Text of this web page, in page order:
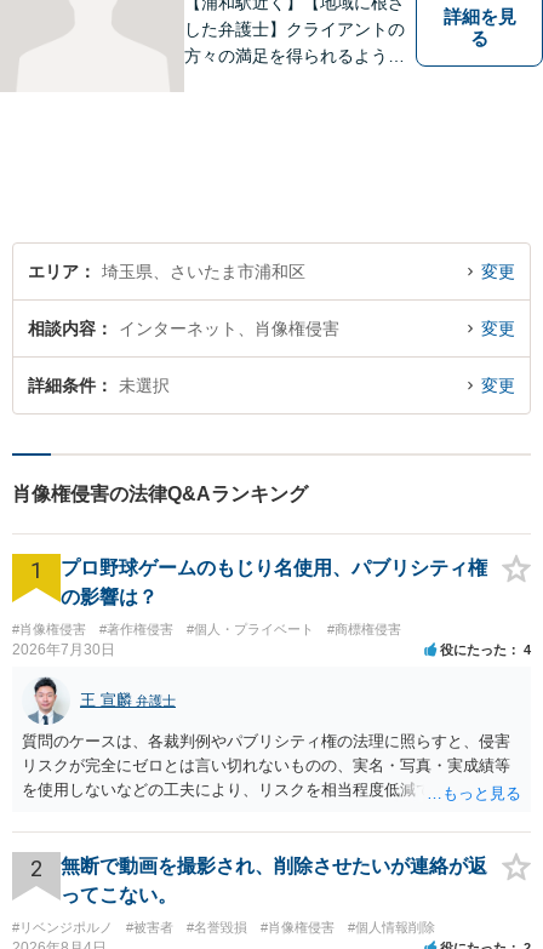
した弁護士】クライアントの
方々の満足を得られるよう最
ださい。
詳細を見
る
エリア 埼玉県、さいたま市浦和区 変更
相談内容 インターネット、肖像権侵害 変更
詳細条件 未選択 変更
肖像権侵害の法律Q&Aランキング
1
プロ野球ゲームのもじり名使用、パブリシティ権
の影響は？
#肖像権侵害 #著作権侵害 #個人・プライベート #商標権侵害
2026年7月30日 役にたった 4
王 宣麟 弁護士
質問のケースは、各裁判例やパブリシティ権の法理に照らすと、侵害
リスクが完全にゼロとは言い切れないものの、実名・写真・実成績等
を使用しないなどの工夫により、リスクを相当程度低減できる設計に
推測できる」という点は、裁判で争われた場合に「専ら顧客吸引力の
利用を目的とする」と判断される余地を残すため、一定の注意が必要
です。 また、広告収益の有無は、侵害判断に一定の影響を与える可能
性がありますが、決定的要因ではありません。 パブリシティ権侵害の
成否は、主に「専ら顧客吸引力の利用を目的とするか」という点で判
2
無断で動画を撮影され、削除させたいが連絡が返
ってこない。
#リベンジポルノ #被害者 #名誉毀損 #肖像権侵害 #個人情報削除